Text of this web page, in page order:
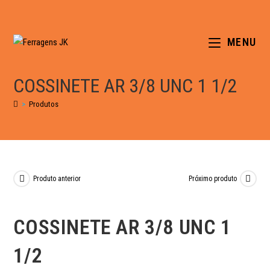
MENU
COSSINETE AR 3/8 UNC 1 1/2
> Produtos
Produto anterior Próximo produto
COSSINETE AR 3/8 UNC 1
1/2